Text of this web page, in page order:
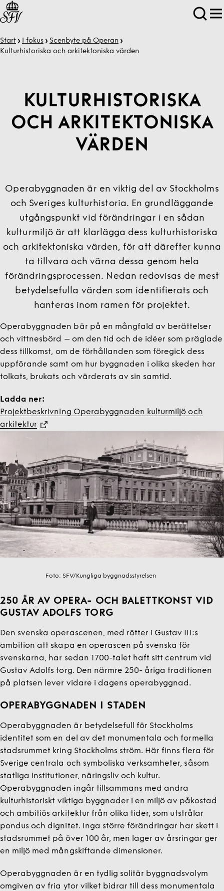
Start I fokus
Scenbyte på Operan
Kultur­historiska och arkitekt­oniska värden
KULTUR­HISTORISKA
OCH ARKITEKT­ONISKA
VÄRDEN
Operabyggnaden är en viktig del av Stockholms
och Sveriges kulturhistoria. En grundläggande
utgångspunkt vid förändringar i en sådan
kulturmiljö är att klarlägga dess kulturhistoriska
och arkitektoniska värden, för att därefter kunna
ta tillvara och värna dessa genom hela
förändringsprocessen. Nedan redovisas de mest
betydelsefulla värden som identifierats och
hanteras inom ramen för projektet.
Operabyggnaden bär på en mångfald av berättelser
och vittnesbörd – om den tid och de idéer som präglade
dess tillkomst, om de förhållanden som föregick dess
uppförande samt om hur byggnaden i olika skeden har
tolkats, brukats och värderats av sin samtid.
Ladda ner:
Projektbeskrivning Operabyggnaden kulturmiljö och
arkitektur
Foto: SFV/Kungliga byggnadsstyrelsen
250 ÅR AV OPERA- OCH BALETTKONST VID
GUSTAV ADOLFS TORG
Den svenska operascenen, med rötter i Gustav III:s
ambition att skapa en operascen på svenska för
svenskarna, har sedan 1700-talet haft sitt centrum vid
Gustav Adolfs torg. Den närmre 250- åriga traditionen
på platsen lever vidare i dagens operabyggnad.
OPERABYGGNADEN I STADEN
Operabyggnaden är betydelsefull för Stockholms
identitet som en del av det monumentala och formella
stadsrummet kring Stockholms ström. Här finns flera för
Sverige centrala och symboliska verksamheter, såsom
statliga institutioner, näringsliv och kultur.
Operabyggnaden ingår tillsammans med andra
kulturhistoriskt viktiga byggnader i en miljö av påkostad
och ambitiös arkitektur från olika tider, som utstrålar
pondus och dignitet. Inga större förändringar har skett i
stadsrummet på över 100 år, men lager av årsringar ger
en miljö med mångskiftande dimensioner.
Operabyggnaden är en tydlig solitär byggnadsvolym
omgiven av fria ytor vilket bidrar till dess monumentala